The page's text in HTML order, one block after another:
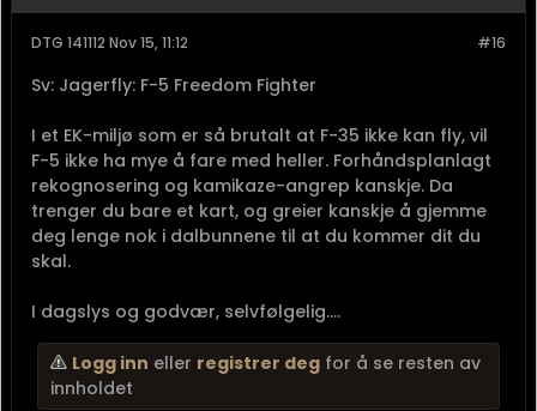
Indeed. Sjekk Ståle Ulrichsens foredrag i OMS nylig -
nøyaktig om dette. Utslåtte signaler/links fra
satellitter og svarte skjermer all over. Da er det moro
å fly F-35, droner m.v....
Logg inn eller registrer deg for å se resten av
innholdet
Lille Arne
OR-8* Kommandérsersjant
Sjefssersjant